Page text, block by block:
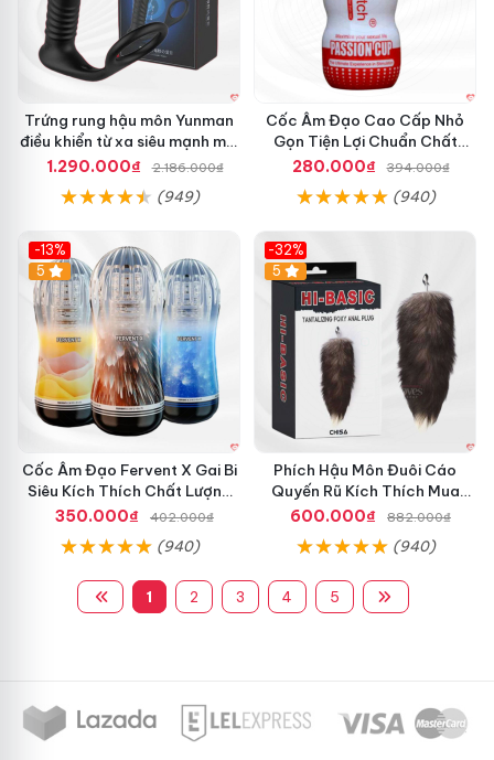
Trứng rung hậu môn Yunman
điều khiển từ xa siêu mạnh mại
mại
1.290.000₫ 2.186.000₫
(949)
Cốc Âm Đạo Cao Cấp Nhỏ
Gọn Tiện Lợi Chuẩn Chất
Lượng Du Lịch
280.000₫ 394.000₫
(940)
-13%
Hot
5
Cốc Âm Đạo Fervent X Gai Bi
Siêu Kích Thích Chất Lượng
Cao
350.000₫ 402.000₫
(940)
-32%
Hot
5
Phích Hậu Môn Đuôi Cáo
Quyến Rũ Kích Thích Mua
Ngay
600.000₫ 882.000₫
(940)
1 2 3 4 5